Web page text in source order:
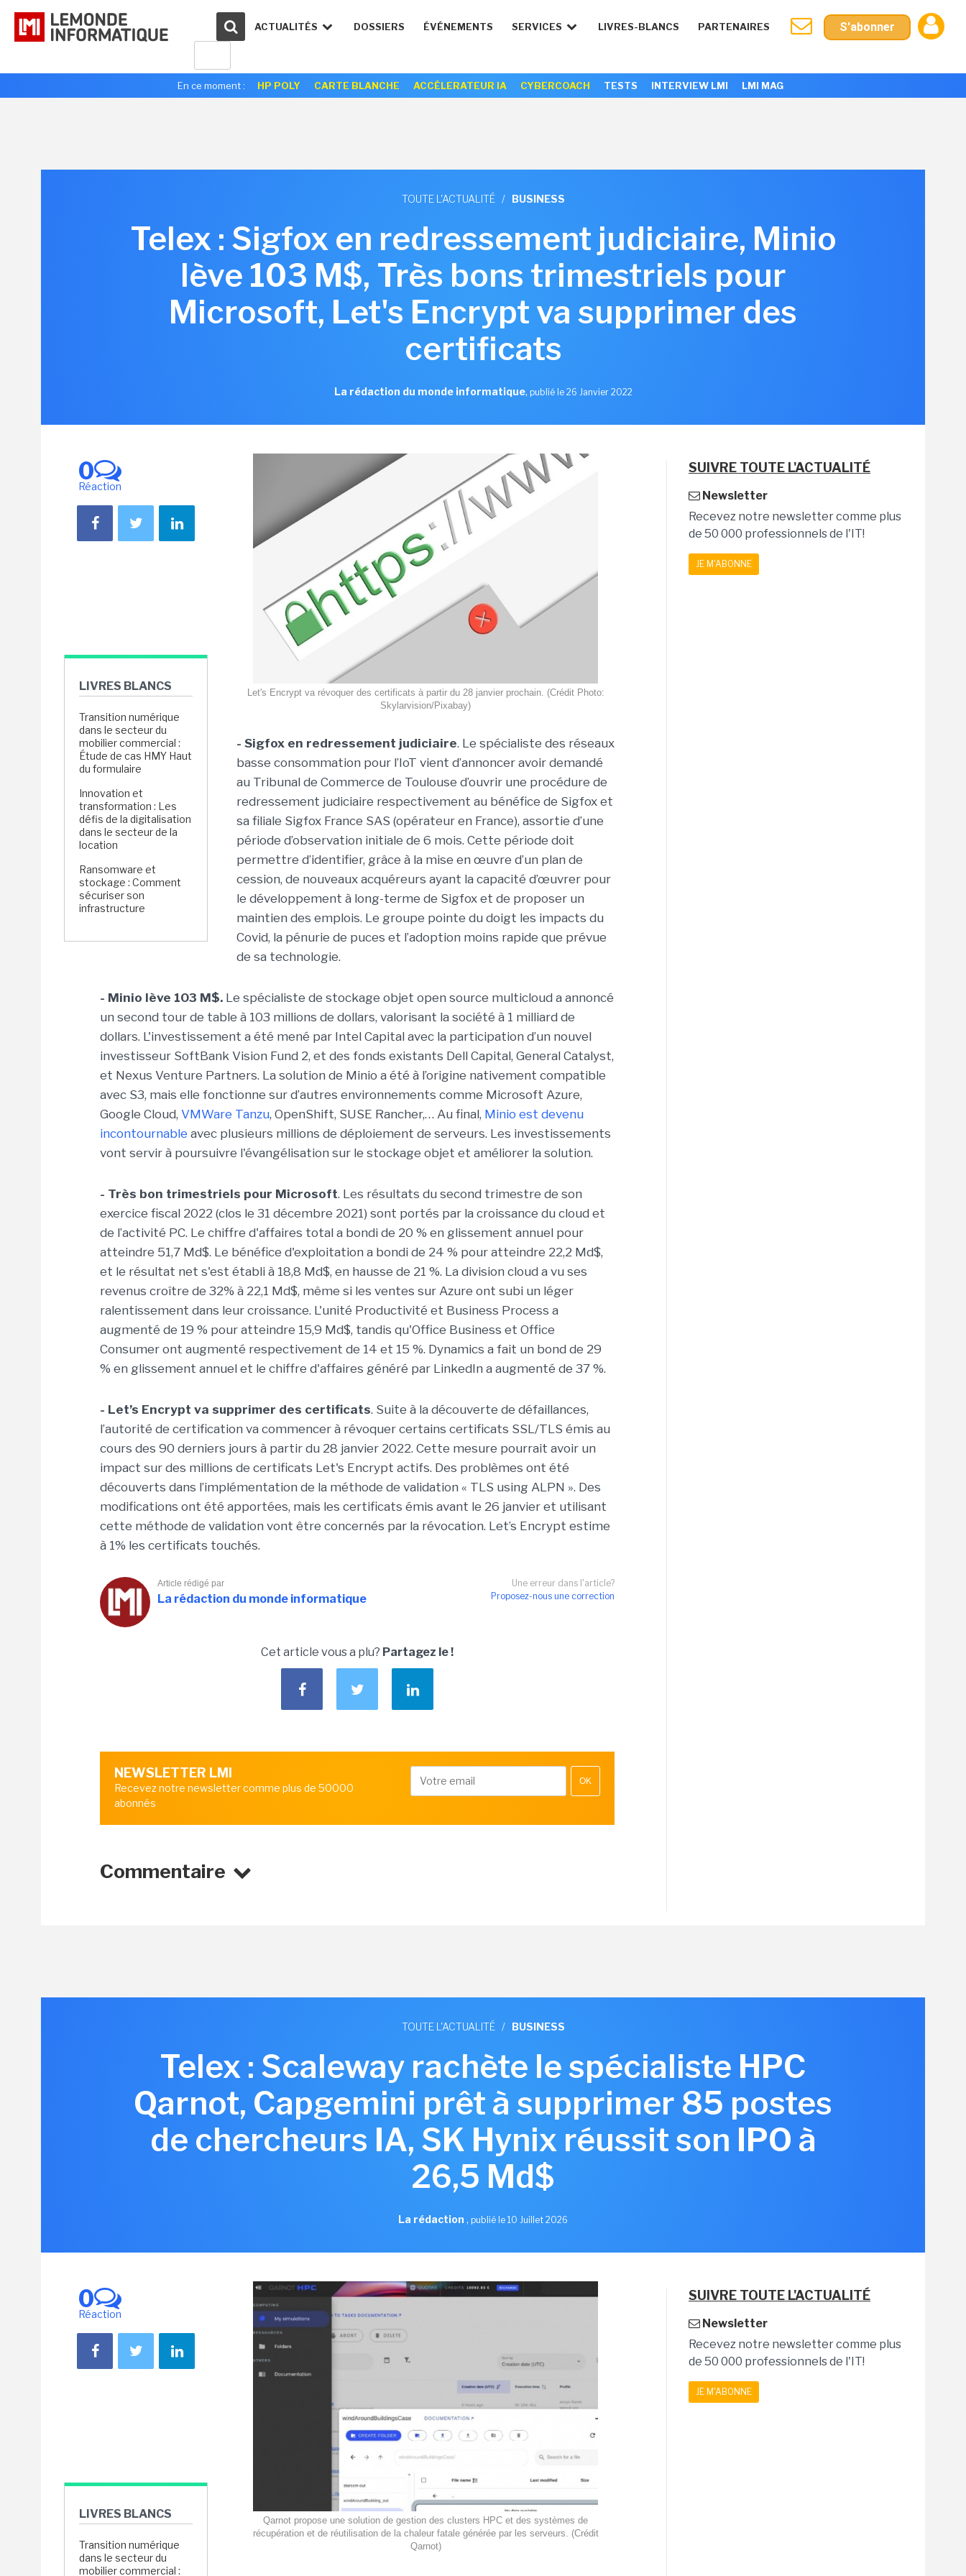
ACTUALITÉS DOSSIERS ÉVÉNEMENTS SERVICES LIVRES-BLANCS PARTENAIRES S'abonner
En ce moment : HP POLY CARTE BLANCHE ACCÉLERATEUR IA CYBERCOACH TESTS INTERVIEW LMI LMI MAG
TOUTE L'ACTUALITÉ / BUSINESS
Telex : Sigfox en redressement judiciaire, Minio
lève 103 M$, Très bons trimestriels pour
Microsoft, Let's Encrypt va supprimer des
certificats
La rédaction du monde informatique, publié le 26 Janvier 2022
0
Réaction
LIVRES BLANCS
Transition numérique
dans le secteur du
mobilier commercial :
Étude de cas HMY Haut
du formulaire
Innovation et
transformation : Les
défis de la digitalisation
dans le secteur de la
location
Ransomware et
stockage : Comment
sécuriser son
infrastructure
Let's Encrypt va révoquer des certificats à partir du 28 janvier prochain. (Crédit Photo:
Skylarvision/Pixabay)
- Sigfox en redressement judiciaire. Le spécialiste des réseaux
basse consommation pour l’IoT vient d’annoncer avoir demandé
au Tribunal de Commerce de Toulouse d’ouvrir une procédure de
redressement judiciaire respectivement au bénéfice de Sigfox et
sa filiale Sigfox France SAS (opérateur en France), assortie d’une
période d’observation initiale de 6 mois. Cette période doit
permettre d’identifier, grâce à la mise en œuvre d’un plan de
cession, de nouveaux acquéreurs ayant la capacité d’œuvrer pour
le développement à long-terme de Sigfox et de proposer un
maintien des emplois. Le groupe pointe du doigt les impacts du
Covid, la pénurie de puces et l’adoption moins rapide que prévue
de sa technologie.
- Minio lève 103 M$. Le spécialiste de stockage objet open source multicloud a annoncé
un second tour de table à 103 millions de dollars, valorisant la société à 1 milliard de
dollars. L'investissement a été mené par Intel Capital avec la participation d’un nouvel
investisseur SoftBank Vision Fund 2, et des fonds existants Dell Capital, General Catalyst,
et Nexus Venture Partners. La solution de Minio a été à l’origine nativement compatible
avec S3, mais elle fonctionne sur d’autres environnements comme Microsoft Azure,
Google Cloud, VMWare Tanzu, OpenShift, SUSE Rancher,… Au final, Minio est devenu
incontournable avec plusieurs millions de déploiement de serveurs. Les investissements
vont servir à poursuivre l'évangélisation sur le stockage objet et améliorer la solution.
- Très bon trimestriels pour Microsoft. Les résultats du second trimestre de son
exercice fiscal 2022 (clos le 31 décembre 2021) sont portés par la croissance du cloud et
de l’activité PC. Le chiffre d'affaires total a bondi de 20 % en glissement annuel pour
atteindre 51,7 Md$. Le bénéfice d'exploitation a bondi de 24 % pour atteindre 22,2 Md$,
et le résultat net s'est établi à 18,8 Md$, en hausse de 21 %. La division cloud a vu ses
revenus croître de 32% à 22,1 Md$, même si les ventes sur Azure ont subi un léger
ralentissement dans leur croissance. L'unité Productivité et Business Process a
augmenté de 19 % pour atteindre 15,9 Md$, tandis qu'Office Business et Office
Consumer ont augmenté respectivement de 14 et 15 %. Dynamics a fait un bond de 29
% en glissement annuel et le chiffre d'affaires généré par LinkedIn a augmenté de 37 %.
- Let’s Encrypt va supprimer des certificats. Suite à la découverte de défaillances,
l’autorité de certification va commencer à révoquer certains certificats SSL/TLS émis au
cours des 90 derniers jours à partir du 28 janvier 2022. Cette mesure pourrait avoir un
impact sur des millions de certificats Let's Encrypt actifs. Des problèmes ont été
découverts dans l’implémentation de la méthode de validation « TLS using ALPN ». Des
modifications ont été apportées, mais les certificats émis avant le 26 janvier et utilisant
cette méthode de validation vont être concernés par la révocation. Let’s Encrypt estime
à 1% les certificats touchés.
Une erreur dans l'article?
Proposez-nous une correction
Article rédigé par
La rédaction du monde informatique
Cet article vous a plu? Partagez le !
NEWSLETTER LMI
Recevez notre newsletter comme plus de 50000
abonnés
OK
Commentaire
SUIVRE TOUTE L'ACTUALITÉ
Newsletter
Recevez notre newsletter comme plus
de 50 000 professionnels de l'IT!
JE M'ABONNE
TOUTE L'ACTUALITÉ / BUSINESS
Telex : Scaleway rachète le spécialiste HPC
Qarnot, Capgemini prêt à supprimer 85 postes
de chercheurs IA, SK Hynix réussit son IPO à
26,5 Md$
La rédaction , publié le 10 Juillet 2026
0
Réaction
LIVRES BLANCS
Transition numérique
dans le secteur du
mobilier commercial :
Qarnot propose une solution de gestion des clusters HPC et des systèmes de
récupération et de réutilisation de la chaleur fatale générée par les serveurs. (Crédit
Qarnot)
SUIVRE TOUTE L'ACTUALITÉ
Newsletter
Recevez notre newsletter comme plus
de 50 000 professionnels de l'IT!
JE M'ABONNE